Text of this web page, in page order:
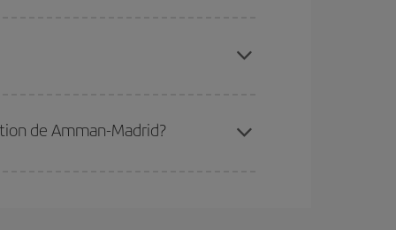
de Amman-Madrid?